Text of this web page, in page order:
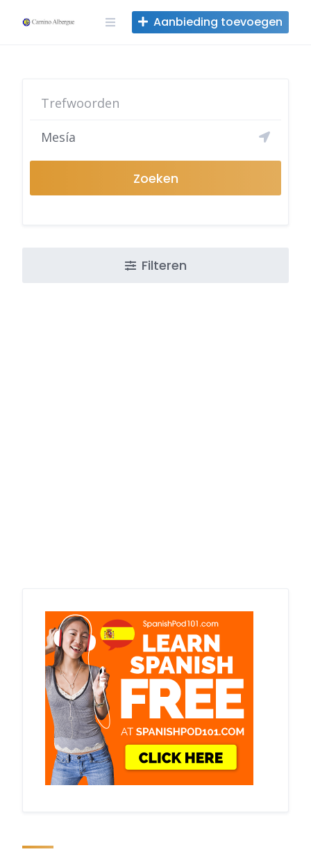
naar
Aanbieding toevoegen
Zoeken
Filteren